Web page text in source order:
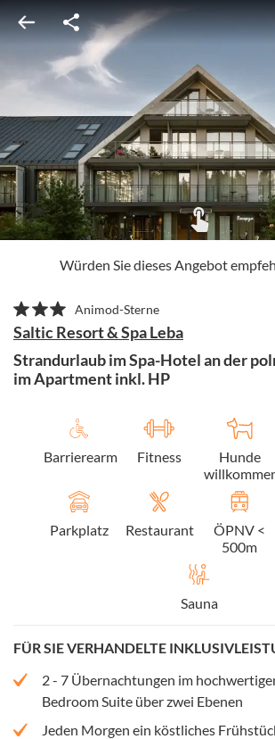
Würden Sie dieses Angebot
Animod-Sterne
Saltic Resort & Spa Leba
Strandurlaub im Spa-Hotel an der
im Apartment inkl. HP
Barrierearm Fitness
Hunde
Parkplatz Restaurant
ÖPNV <
500m
Sauna
FÜR SIE VERHANDELTE
2 - 7 Übernachtungen im
Bedroom Suite über zwei Ebenen
Jeden Morgen ein köstliches